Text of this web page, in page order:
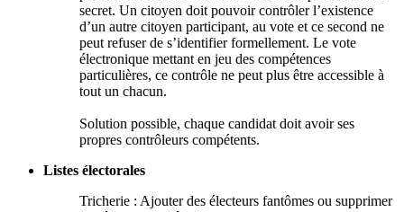
secret. Un citoyen doit pouvoir contrôler l’existence
d’un autre citoyen participant, au vote et ce second ne
peut refuser de s’identifier formellement. Le vote
électronique mettant en jeu des compétences
particulières, ce contrôle ne peut plus être accessible à
tout un chacun.
Solution possible, chaque candidat doit avoir ses
propres contrôleurs compétents.
Listes électorales
Tricherie : Ajouter des électeurs fantômes ou supprimer